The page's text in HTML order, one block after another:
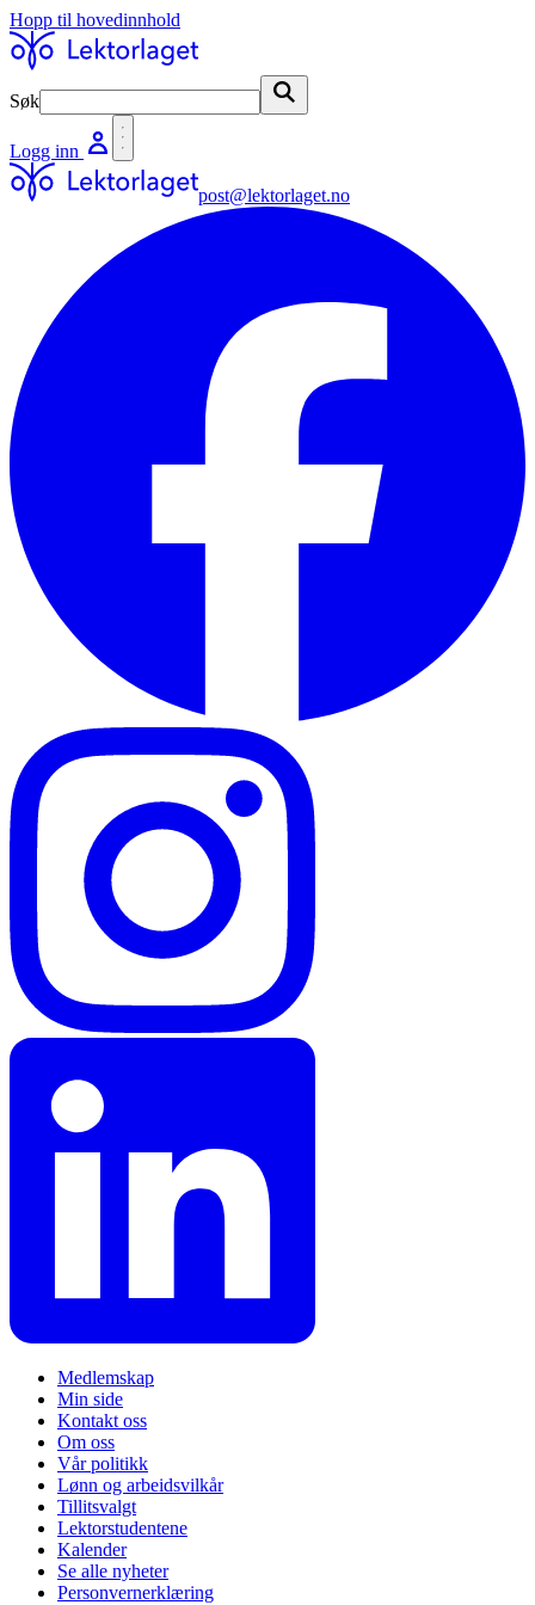
Hopp til hovedinnhold
Søk
Logg inn
post@lektorlaget.no
Medlemskap
Min side
Kontakt oss
Om oss
Vår politikk
Lønn og arbeidsvilkår
Tillitsvalgt
Lektorstudentene
Kalender
Se alle nyheter
Personvernerklæring